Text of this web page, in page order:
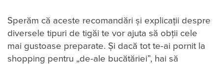
Sperăm că aceste recomandări și explicații despre
diversele tipuri de tigăi te vor ajuta să obții cele
mai gustoase preparate. Și dacă tot te-ai pornit la
shopping pentru „de-ale bucătăriei”, hai să